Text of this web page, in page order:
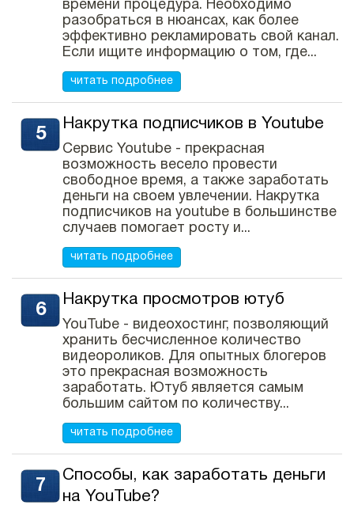
времени процедура. Необходимо
разобраться в нюансах, как более
эффективно рекламировать свой канал.
Если ищите информацию о том, где...
читать подробнее
Накрутка подписчиков в Youtube
Сервис Youtube - прекрасная
возможность весело провести
свободное время, а также заработать
деньги на своем увлечении. Накрутка
подписчиков на youtube в большинстве
случаев помогает росту и...
читать подробнее
Накрутка просмотров ютуб
YouTube - видеохостинг, позволяющий
хранить бесчисленное количество
видеороликов. Для опытных блогеров
это прекрасная возможность
заработать. Ютуб является самым
большим сайтом по количеству...
читать подробнее
Способы, как заработать деньги
на YouTube?